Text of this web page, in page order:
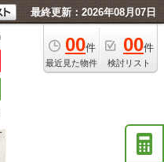
最終更新：2026年08月07日
00件
最近見た物件
00件
検討リスト